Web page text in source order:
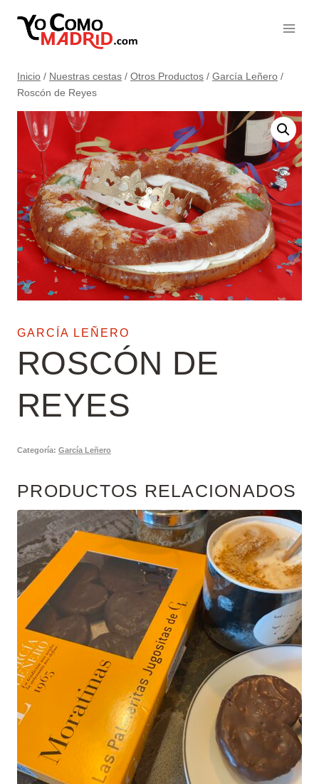
contenido
Inicio / Nuestras cestas / Otros Productos / García Leñero /
Roscón de Reyes
GARCÍA LEÑERO
ROSCÓN DE
REYES
Categoría: García Leñero
PRODUCTOS RELACIONADOS